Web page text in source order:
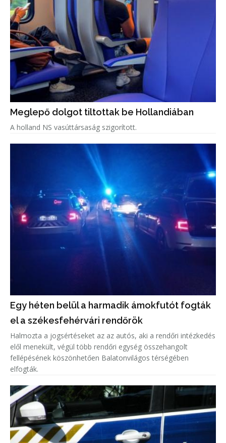
Meglepő dolgot tiltottak be Hollandiában
A holland NS vasúttársaság szigorított.
Egy héten belül a harmadik ámokfutót fogták
el a székesfehérvári rendőrök
Halmozta a jogsértéseket az az autós, aki a rendőri intézkedés
elől menekült, végül több rendőri egység összehangolt
fellépésének köszönhetően Balatonvilágos térségében
elfogták.